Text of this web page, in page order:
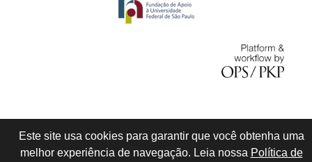
Este site usa cookies para garantir que você obtenha uma
melhor experiência de navegação. Leia nossa Política de